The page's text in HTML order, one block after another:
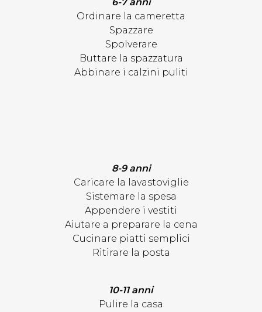
Ordinare la cameretta
Spazzare
Spolverare
Buttare la spazzatura
Abbinare i calzini puliti
8-9 anni
Caricare la lavastoviglie
Sistemare la spesa
Appendere i vestiti
Aiutare a preparare la cena
Cucinare piatti semplici
Ritirare la posta
10-11 anni
Pulire la casa